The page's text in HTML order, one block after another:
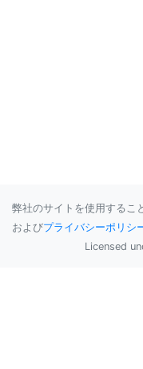
弊社のサイトを使用するこ
およびプライバシーポリシ
Licensed